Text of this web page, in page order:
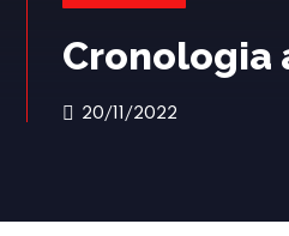
Cronologia
20/11/2022